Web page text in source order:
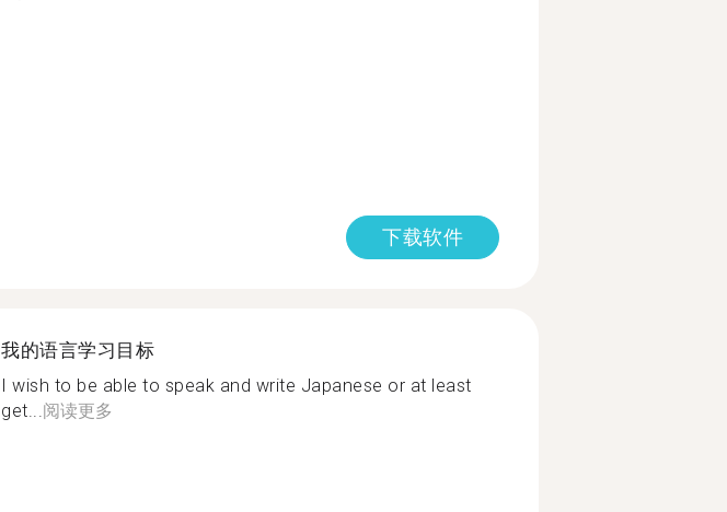
下载软件
我的语言学习目标
I wish to be able to speak and write Japanese or at least
get...阅读更多